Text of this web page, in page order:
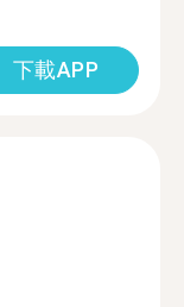
下載APP